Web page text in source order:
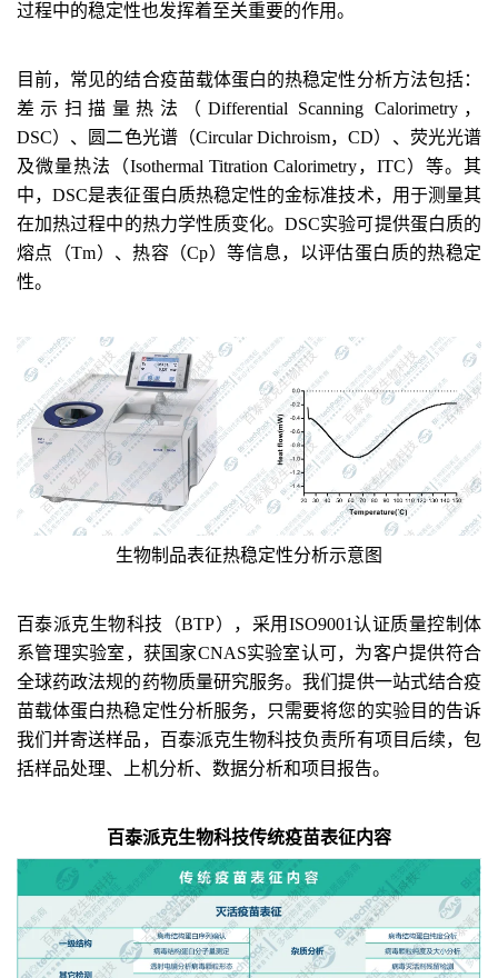
过程中的稳定性也发挥着至关重要的作用。
目前，常见的结合疫苗载体蛋白的热稳定性分析方法包括：
差示扫描量热法（Differential Scanning Calorimetry，
DSC）、圆二色光谱（Circular Dichroism，CD）、荧光光谱
及微量热法（Isothermal Titration Calorimetry，ITC）等。其
中，DSC是表征蛋白质热稳定性的金标准技术，用于测量其
在加热过程中的热力学性质变化。DSC实验可提供蛋白质的
熔点（Tm）、热容（Cp）等信息，以评估蛋白质的热稳定
性。
生物制品表征热稳定性分析示意 图
百泰派克生物科技 （BTP） ，采用 ISO9001认证质量控制体
系管理实验室，获国家CNAS实验室认可，为客户提供符合
全球药政法规的药物质量研究服务。我们提供一站式结合疫
苗载体蛋白热稳定性分析服务，只需要将您的实验目的告诉
我们并寄送样品，百泰派克生物科技负责所有项目后续，包
括样品处理、上机分析、数据分析和项目报告。
百泰派克生物科技传统疫苗表征内容